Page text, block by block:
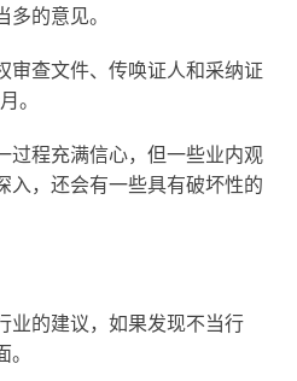
的意见。
审查文件、传唤证人和采纳证
。
过程充满信心，但一些业内观
入，还会有一些具有破坏性的
业的建议，如果发现不当行